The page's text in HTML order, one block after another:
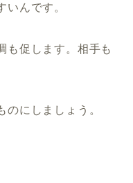
いんです。
も促します。相手も
のにしましょう。